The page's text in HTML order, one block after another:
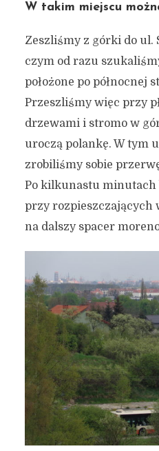
W takim miejscu
Zeszliśmy z górki do ul.
czym od razu
położone po północnej
Przeszliśmy więc przy
drzewami i stromo w
uroczą polankę. W tym
zrobiliśmy sobie
Po kilkunastu minutach
przy rozpieszczających
na dalszy spacer